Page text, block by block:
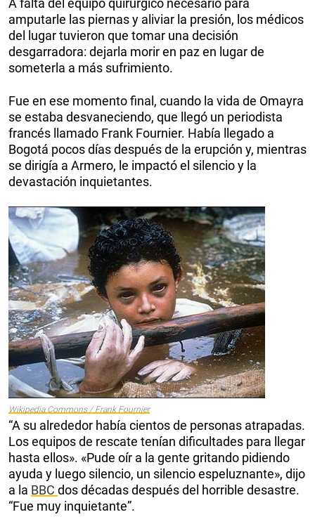
A falta del equipo quirúrgico necesario para
amputarle las piernas y aliviar la presión, los médicos
del lugar tuvieron que tomar una decisión
desgarradora: dejarla morir en paz en lugar de
someterla a más sufrimiento.
Fue en ese momento final, cuando la vida de Omayra
se estaba desvaneciendo, que llegó un periodista
francés llamado Frank Fournier. Había llegado a
Bogotá pocos días después de la erupción y, mientras
se dirigía a Armero, le impactó el silencio y la
devastación inquietantes.
Wikipedia Commons / Frank Fournier
“A su alrededor había cientos de personas atrapadas.
Los equipos de rescate tenían dificultades para llegar
hasta ellos». «Pude oír a la gente gritando pidiendo
ayuda y luego silencio, un silencio espeluznante», dijo
a la BBC dos décadas después del horrible desastre.
“Fue muy inquietante”.